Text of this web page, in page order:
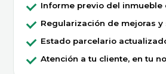
Informe previo del inmueble
Regularización de mejoras y
Estado parcelario
Atención a tu cliente, en tu